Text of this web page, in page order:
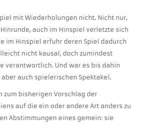
mit Wiederholungen nicht. Nicht nur,
auch im Hinspiel verletzte sich
im Hinspiel erfuhr deren Spiel dadurch
nicht kausal, doch zumindest
verantwortlich. Und war es bis dahin
auch spielerischen Spektakel.
zum bisherigen Vorschlag der
auf die ein oder andere Art anders zu
Abstimmungen eines gemein: sie